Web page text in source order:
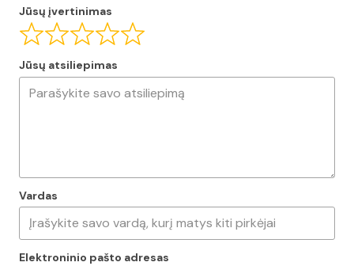
Jūsų įvertinimas
Jūsų atsiliepimas
Vardas
Elektroninio pašto adresas